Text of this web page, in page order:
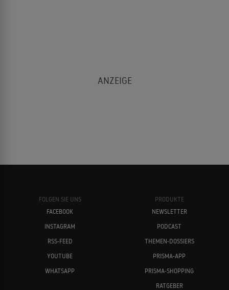
FOLGEN SIE UNS
FACEBOOK
INSTAGRAM
RSS-FEED
YOUTUBE
WHATSAPP
PRODUKTE
NEWSLETTER
PODCAST
THEMEN-DOSSIERS
PRISMA-APP
PRISMA-SHOPPING
RATGEBER